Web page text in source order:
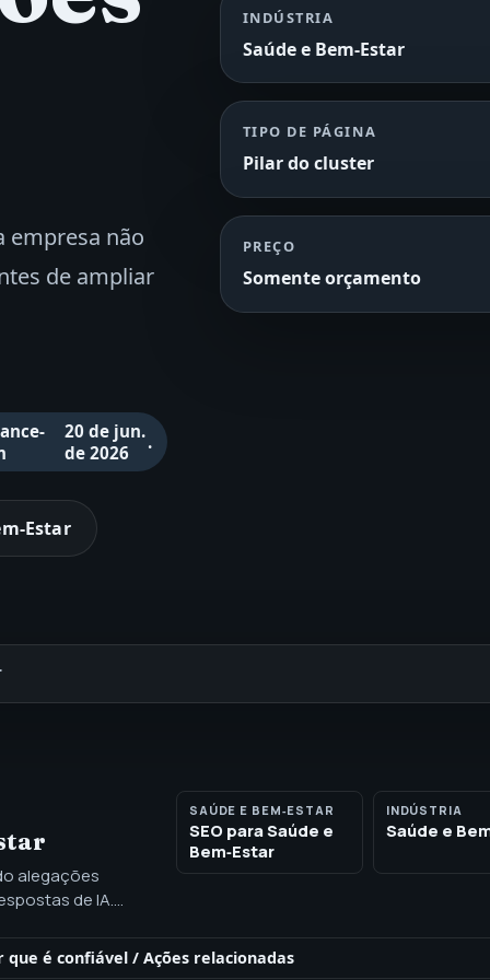
empresa não
de ampliar
20 de jun.
de 2026
.
INDÚSTRIA
Saúde e Bem‑Estar
TIPO DE PÁGINA
Pilar do cluster
PREÇO
Somente orçamento
alegações
de IA.
SAÚDE E BEM‑ESTAR
SEO para Saúde e
Bem‑Estar
INDÚSTRIA
Saúde e
que é confiável /Ações relacionadas